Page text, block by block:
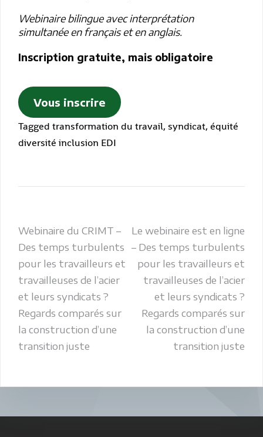
Webinaire bilingue avec interprétation
simultanée en français et en anglais.
Inscription gratuite, mais obligatoire
Vous inscrire
Tagged transformation du travail, syndicat, équité
diversité inclusion EDI
Navigation
de
l’article
Webinaire du CRIMT –
Des temps turbulents
pour les travailleurs et
travailleuses de l’acier
et leurs syndicats ?
Regards comparés sur
la construction d’une
transition juste
Le webinaire est en ligne
– Des temps turbulents
pour les travailleurs et
travailleuses de l’acier
et leurs syndicats ?
Regards comparés sur
la construction d’une
transition juste